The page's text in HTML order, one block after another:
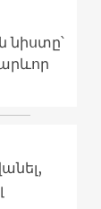
նիստը՝